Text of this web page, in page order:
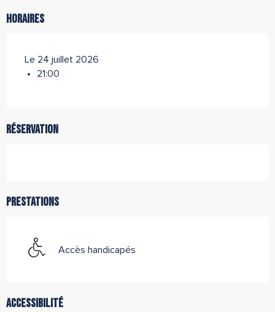
Horaires
Le 24 juillet 2026
21:00
Réservation
Prestations
Accès handicapés
Accessibilité